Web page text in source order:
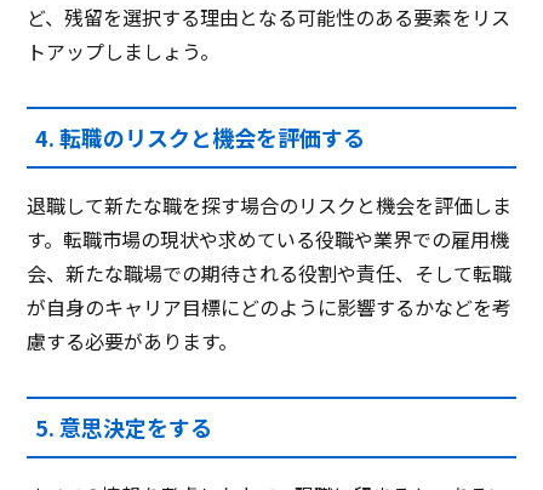
ど、残留を選択する理由となる可能性のある要素をリス
トアップしましょう。
4. 転職のリスクと機会を評価する
退職して新たな職を探す場合のリスクと機会を評価しま
す。転職市場の現状や求めている役職や業界での雇用機
会、新たな職場での期待される役割や責任、そして転職
が自身のキャリア目標にどのように影響するかなどを考
慮する必要があります。
5. 意思決定をする